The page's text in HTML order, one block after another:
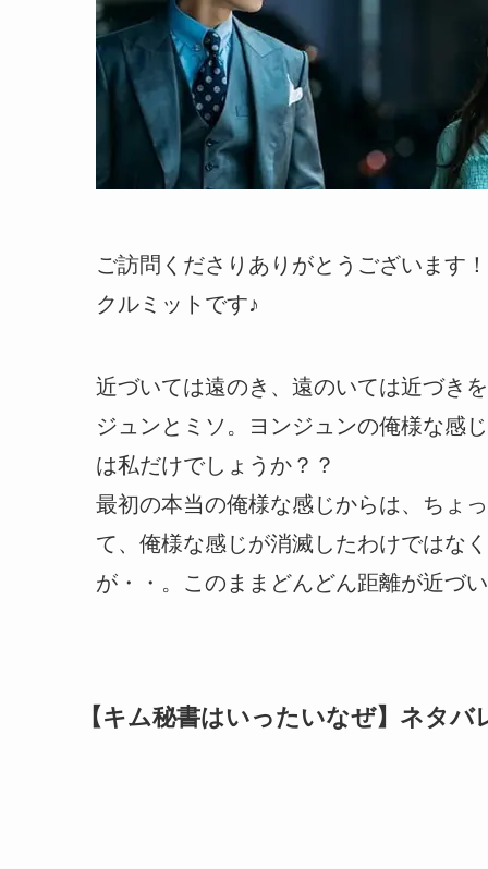
ご訪問くださりありがとうございます！
クルミットです♪
近づいては遠のき、遠のいては近づき
ジュンとミソ。ヨンジュンの俺様な感
は私だけでしょうか？？
最初の本当の俺様な感じからは、ちょ
て、俺様な感じが消滅したわけではな
が・・。このままどんどん距離が近づ
【キム秘書はいったいなぜ】ネタバ